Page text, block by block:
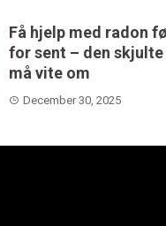
Få hjelp med radon
for sent – den
må vite om
December 30, 2025